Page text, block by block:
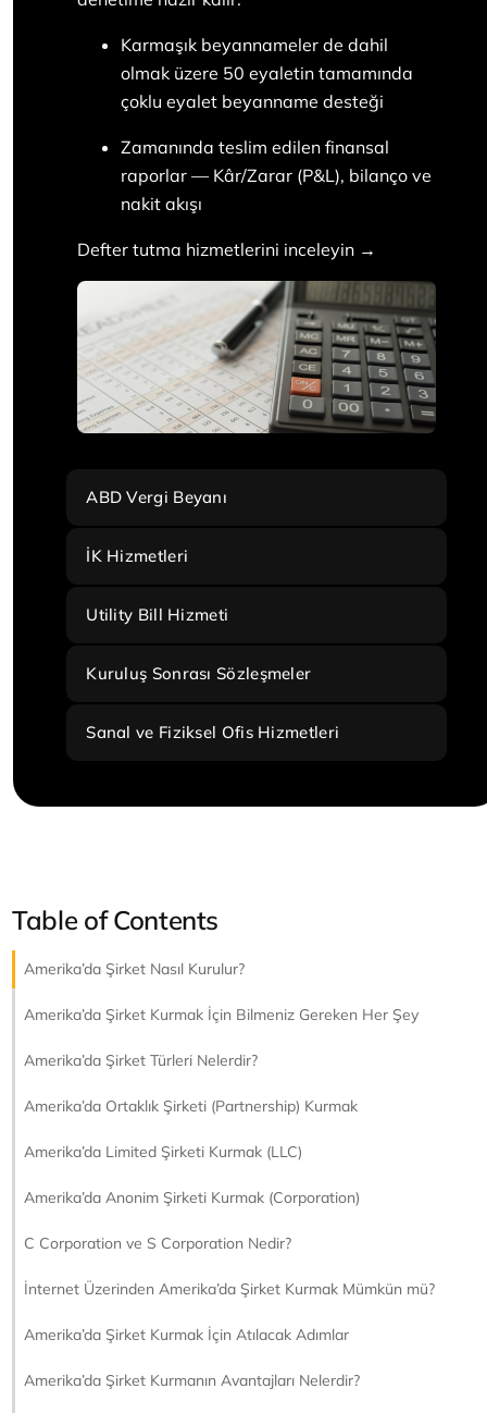
Karmaşık beyannameler de dahil
olmak üzere 50 eyaletin tamamında
çoklu eyalet beyanname desteği
Zamanında teslim edilen finansal
raporlar — Kâr/Zarar (P&L), bilanço ve
nakit akışı
Defter tutma hizmetlerini inceleyin →
ABD Vergi Beyanı
İK Hizmetleri
Utility Bill Hizmeti
Kuruluş Sonrası Sözleşmeler
Sanal ve Fiziksel Ofis Hizmetleri
Table of Contents
Amerika’da Şirket Nasıl Kurulur?
Amerika’da Şirket Kurmak İçin Bilmeniz Gereken Her Şey
Amerika’da Şirket Türleri Nelerdir?
Amerika’da Ortaklık Şirketi (Partnership) Kurmak
Amerika’da Limited Şirketi Kurmak (LLC)
Amerika’da Anonim Şirketi Kurmak (Corporation)
C Corporation ve S Corporation Nedir?
İnternet Üzerinden Amerika’da Şirket Kurmak Mümkün mü?
Amerika’da Şirket Kurmak İçin Atılacak Adımlar
Amerika’da Şirket Kurmanın Avantajları Nelerdir?